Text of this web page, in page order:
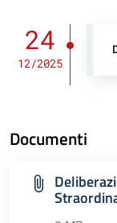
24
12/2025
Documenti